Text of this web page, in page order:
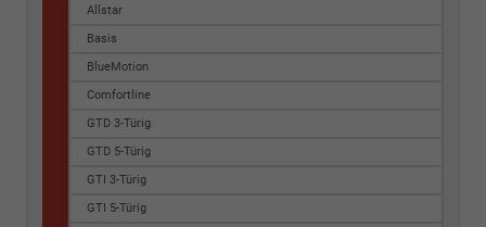
Allstar
Basis
BlueMotion
Comfortline
GTD 3-Türig
GTD 5-Türig
GTI 3-Türig
GTI 5-Türig